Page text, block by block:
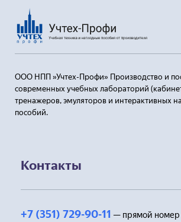
ООО НПП »Учтех-Профи» Производство и
современных учебных лабораторий
тренажеров, эмуляторов и интерактивных
пособий.
Контакты
+7 (351) 729-90-11 — прямой номер